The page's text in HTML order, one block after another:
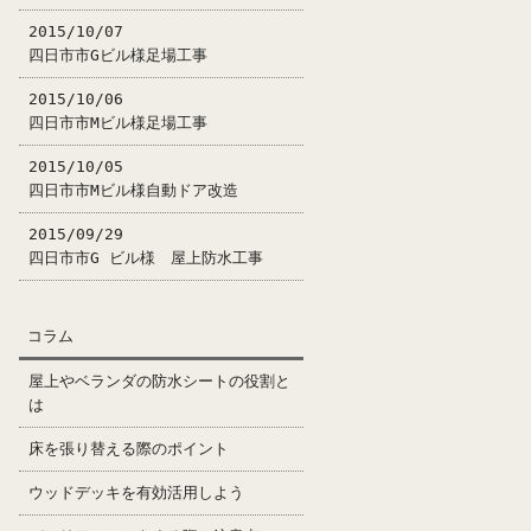
2015/10/07
四日市市Gビル様足場工事
2015/10/06
四日市市Mビル様足場工事
2015/10/05
四日市市Mビル様自動ドア改造
2015/09/29
四日市市G ビル様 屋上防水工事
コラム
屋上やベランダの防水シートの役割と
は
床を張り替える際のポイント
ウッドデッキを有効活用しよう